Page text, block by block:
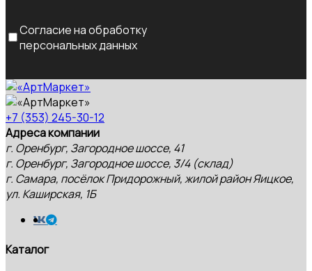
Согласие на обработку
персональных данных
+7 (353) 245-30-12
Адреса компании
г. Оренбург, Загородное шоссе, 41
г. Оренбург, Загородное шоссе, 3/4 (склад)
г. Самара, посёлок Придорожный, жилой район Яицкое,
ул. Каширская, 1Б
Каталог